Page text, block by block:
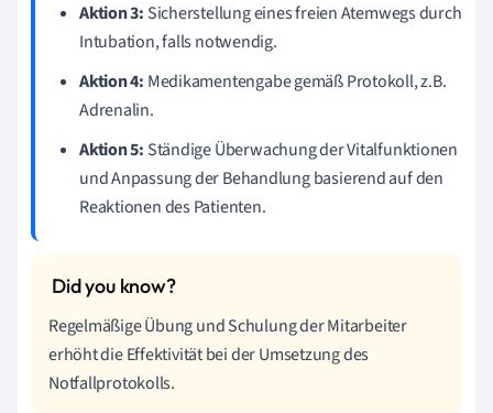
Aktion 3: Sicherstellung eines freien Atemwegs durch
Intubation, falls notwendig.
Aktion 4: Medikamentengabe gemäß Protokoll, z.B.
Adrenalin.
Aktion 5: Ständige Überwachung der Vitalfunktionen
und Anpassung der Behandlung basierend auf den
Reaktionen des Patienten.
Regelmäßige Übung und Schulung der Mitarbeiter
erhöht die Effektivität bei der Umsetzung des
Notfallprotokolls.